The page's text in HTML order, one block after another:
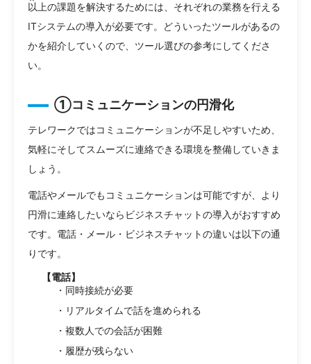
以上の課題を解決するためには、それぞれの業務を行える
ITシステムの導入が必要です。どういったツールがあるの
かを紹介していくので、ツール選びの参考にしてくださ
い。
①コミュニケーションの円滑化
テレワークではコミュニケーションが不足しやすいため、
気軽にそしてスムーズに連絡できる環境を整備していきま
しょう。
電話やメールでもコミュニケーションは可能ですが、より
円滑に連絡したいならビジネスチャットの導入がおすすめ
です。電話・メール・ビジネスチャットの違いは以下の通
りです。
【電話】
・同時接続が必要
・リアルタイムで話を進められる
・複数人での会話が困難
・履歴が残らない